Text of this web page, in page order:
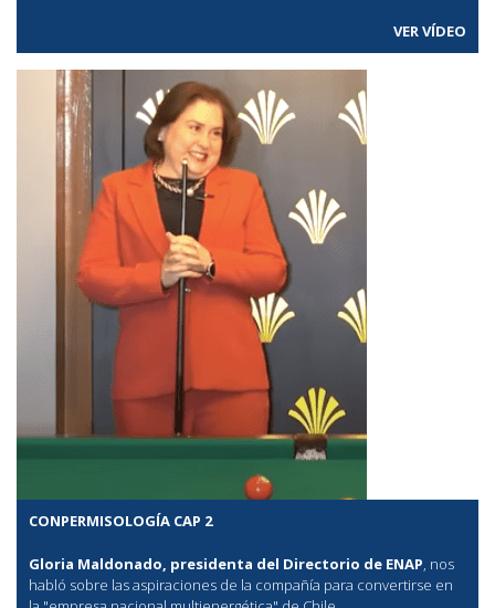
VER VÍDEO
CONPERMISOLOGÍA CAP 2
Gloria Maldonado, presidenta del Directorio de ENAP , nos
habló sobre las aspiraciones de la compañía para convertirse en